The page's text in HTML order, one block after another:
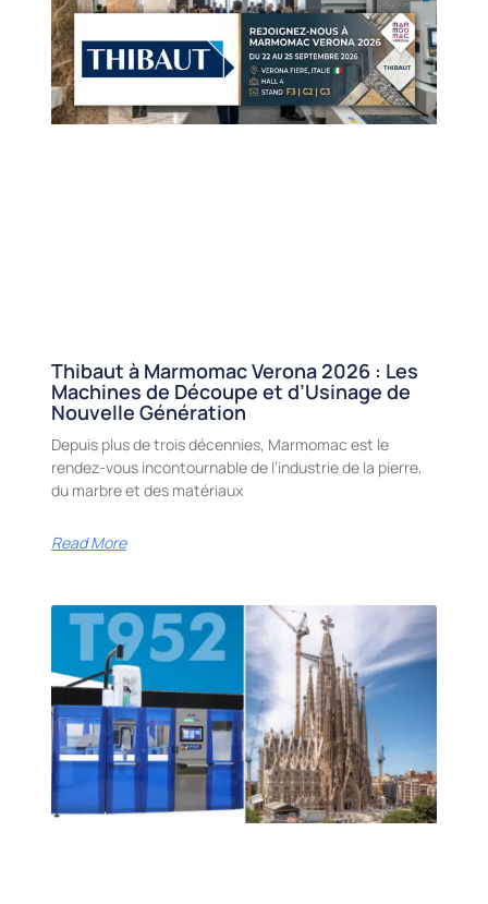
Thibaut à Marmomac Verona 2026 : Les
Machines de Découpe et d’Usinage de
Nouvelle Génération
Depuis plus de trois décennies, Marmomac est le
rendez-vous incontournable de l’industrie de la pierre,
du marbre et des matériaux
Read More